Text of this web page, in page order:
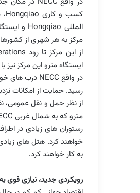
کسب و کاری Hongqiao
المللی Hongqiao و
مرکز به هر شهری از
از این مرکز تا رود
ایستگاه مترو این مرکز نیز با متروی
در واقع NECC
رسید. حمایت از امکانات
از نظر حمل و نقل عمومی، نقل
مترو که به شمال غربی
رستوران های زیادی در
خواهند کرد. هتل های
به کار خواهند کرد.
رویکردی جدید، نیازی قوی